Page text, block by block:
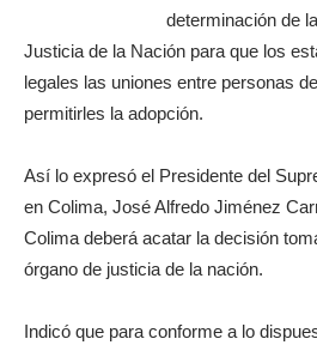
determinación de
Justicia de la Nación para que los
legales las uniones entre personas
permitirles la adopción.
Así lo expresó el Presidente del
en Colima, José Alfredo Jiménez
Colima deberá acatar la decisión
órgano de justicia de la nación.
Indicó que para conforme a lo